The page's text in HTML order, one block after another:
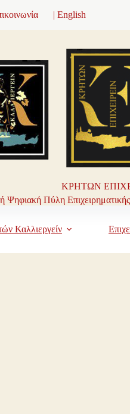
| English
ΚΡΗΤΩΝ
Ψηφιακή Πύλη
Καλλιεργείν